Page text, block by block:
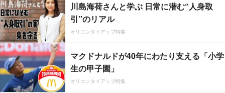
川島海荷さんと学ぶ 日常に潜む“人身取
引”のリアル
オリコンタイアップ特集
マクドナルドが40年にわたり支える「小学
生の甲子園」
オリコンタイアップ特集